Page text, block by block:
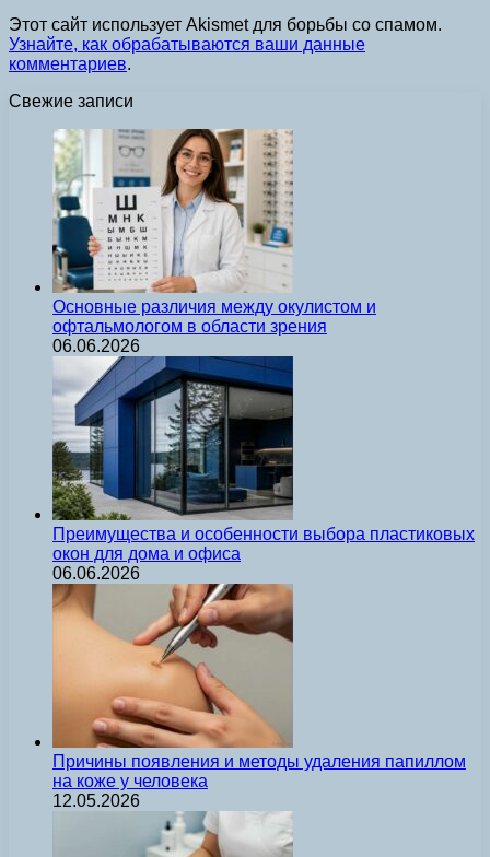
Этот сайт использует Akismet для борьбы со спамом.
Узнайте, как обрабатываются ваши данные
комментариев.
Свежие записи
Основные различия между окулистом и
офтальмологом в области зрения
06.06.2026
Преимущества и особенности выбора пластиковых
окон для дома и офиса
06.06.2026
Причины появления и методы удаления папиллом
на коже у человека
12.05.2026